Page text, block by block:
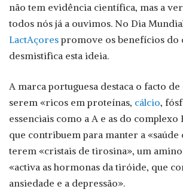
não tem evidência científica, mas a
todos nós já a ouvimos. No Dia
LactAçorespromove os benefícios do
desmistifica esta ideia.
A marca portuguesa destaca o facto de
serem «ricos em proteínas, cálcio,
essenciais como a A e as do complexo
que contribuem para manter a «saúde
terem «cristais de tirosina», um
«activa as hormonas da tiróide, que
ansiedade e a depressão».